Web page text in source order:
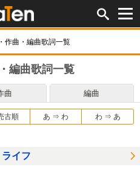
作曲・編曲歌詞一覧
編曲歌詞一覧
曲 編曲
古順 あ ⇒ わ わ ⇒ あ
イフ